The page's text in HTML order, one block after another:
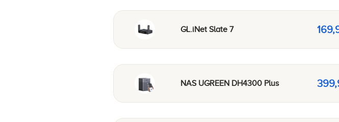
GL.iNet Slate 7
NAS UGREEN DH4300 Plus